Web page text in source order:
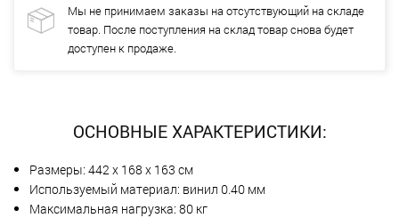
Мы не принимаем заказы на отсутствующий на складе
товар. После поступления на склад товар снова будет
доступен к продаже.
ОСНОВНЫЕ ХАРАКТЕРИСТИКИ:
Размеры: 442 х 168 х 163 см
Используемый материал: винил 0.40 мм
Максимальная нагрузка: 80 кг